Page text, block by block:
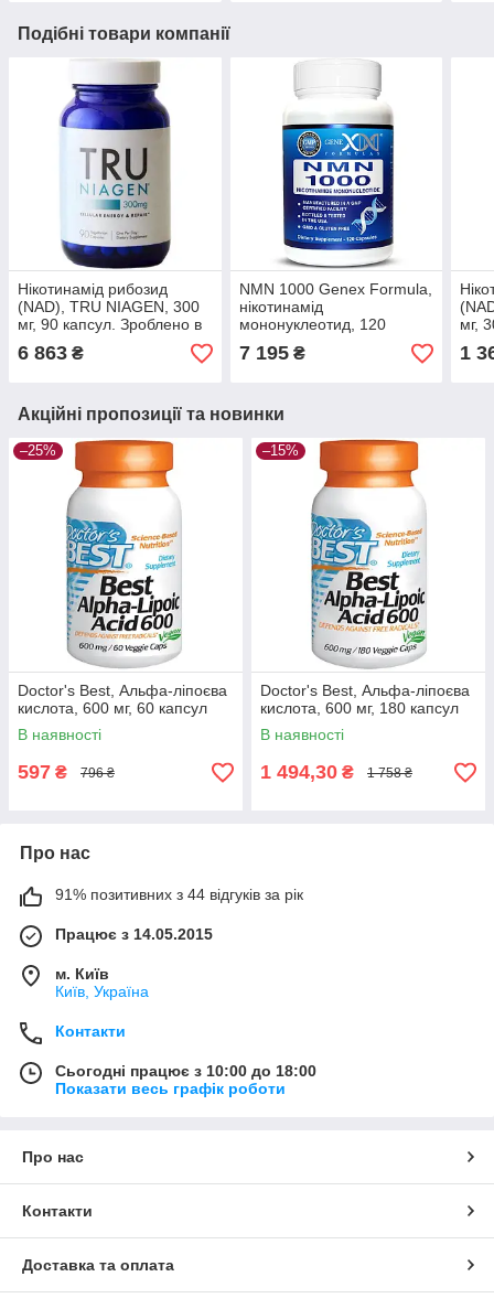
Подібні товари компанії
Нікотинамід рибозид
(NAD), TRU NIAGEN, 300
мг, 90 капсул. Зроблено в
6 863 ₴
NMN 1000 Genex Formula,
нікотинамід
мононуклеотид, 120
капсул, зроблено в США
7 195₴
мг,
1
Акційні пропозиції та новинки
–25%
Doctor's Best, Альфа-ліпоєва
кислота, 600 мг, 60 капсул
В наявності
597 ₴ 796 ₴
–15%
Doctor's Best, Альфа-ліпоєва
кислота, 600 мг, 180 капсул
В наявності
1 494,30 ₴ 1 758 ₴
Про нас
91% позитивних з 44 відгуків за рік
Працює з 14.05.2015
м. Київ
Київ, Україна
Контакти
Сьогодні працює з 10:00 до 18:00
Показати весь графік роботи
Про нас
Контакти
Доставка та оплата